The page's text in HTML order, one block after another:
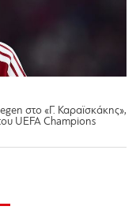
στο «Γ. Καραϊσκάκης»,
UEFA Champions